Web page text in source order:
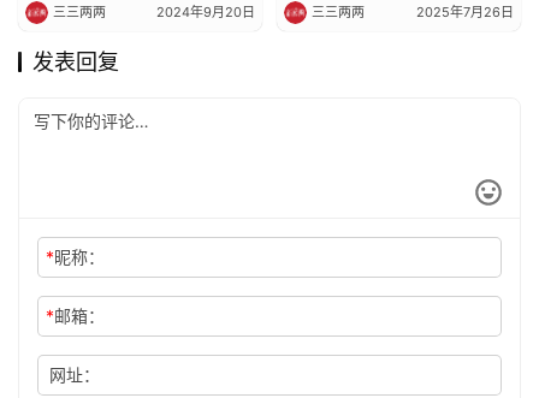
三三两两 2024年9月20日 三三两两 2025年7月26日
发表回复
*昵称：
*邮箱：
网址：